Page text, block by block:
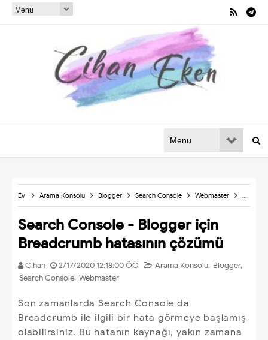
Ev Arama Konsolu Blogger Search Console Webmaster Search
Search Console - Blogger için
Breadcrumb hatasının çözümü
Cihan 2/17/2020 12:18:00 ÖÖ Arama Konsolu, Blogger,
Search Console, Webmaster
Son zamanlarda Search Console da
Breadcrumb ile ilgili bir hata görmeye başlamış
olabilirsiniz. Bu hatanın kaynağı, yakın zamana